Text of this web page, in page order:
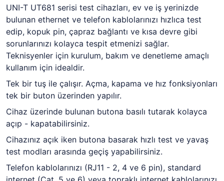
UNI-T UT681 serisi test cihazları, ev ve iş yerinizde
bulunan ethernet ve telefon kablolarınızı hızlıca test
edip, kopuk pin, çapraz bağlantı ve kısa devre gibi
sorunlarınızı kolayca tespit etmenizi sağlar.
Teknisyenler için kurulum, bakım ve denetleme amaçlı
kullanım için idealdir.
Tek bir tuş ile çalışır. Açma, kapama ve hız fonksiyonları
tek bir buton üzerinden yapılır.
Cihaz üzerinde bulunan butona basılı tutarak kolayca
açıp - kapatabilirsiniz.
Cihazınız açık iken butona basarak hızlı test ve yavaş
test modları arasında geçiş yapabilirsiniz.
Telefon kablolarınızı (RJ11 - 2, 4 ve 6 pin), standard